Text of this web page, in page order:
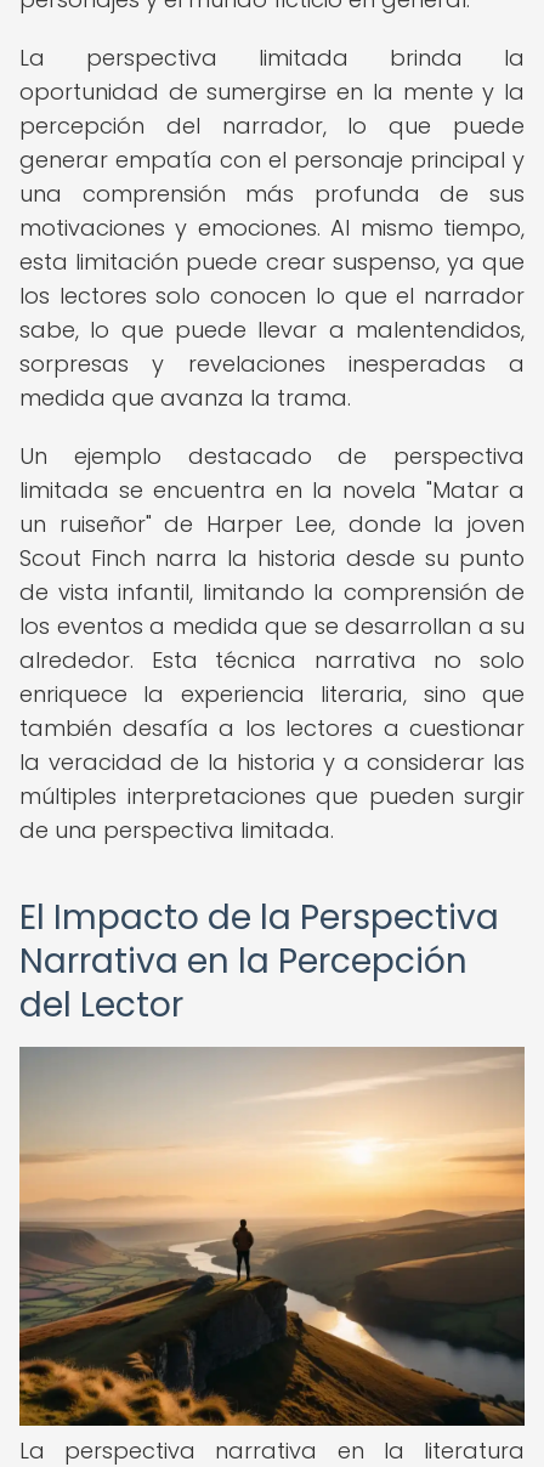
La perspectiva limitada brinda la
oportunidad de sumergirse en la mente y la
percepción del narrador, lo que puede
generar empatía con el personaje principal y
una comprensión más profunda de sus
motivaciones y emociones. Al mismo tiempo,
esta limitación puede crear suspenso, ya que
los lectores solo conocen lo que el narrador
sabe, lo que puede llevar a malentendidos,
sorpresas y revelaciones inesperadas a
medida que avanza la trama.
Un ejemplo destacado de perspectiva
limitada se encuentra en la novela "Matar a
un ruiseñor" de Harper Lee, donde la joven
Scout Finch narra la historia desde su punto
de vista infantil, limitando la comprensión de
los eventos a medida que se desarrollan a su
alrededor. Esta técnica narrativa no solo
enriquece la experiencia literaria, sino que
también desafía a los lectores a cuestionar
la veracidad de la historia y a considerar las
múltiples interpretaciones que pueden surgir
de una perspectiva limitada.
El Impacto de la Perspectiva
Narrativa en la Percepción
del Lector
La perspectiva narrativa en la literatura